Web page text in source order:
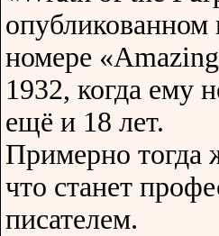
опубликованном
номере
1932, когда ему
ещё и 18 лет.
Примерно тогда
что станет
писателем.